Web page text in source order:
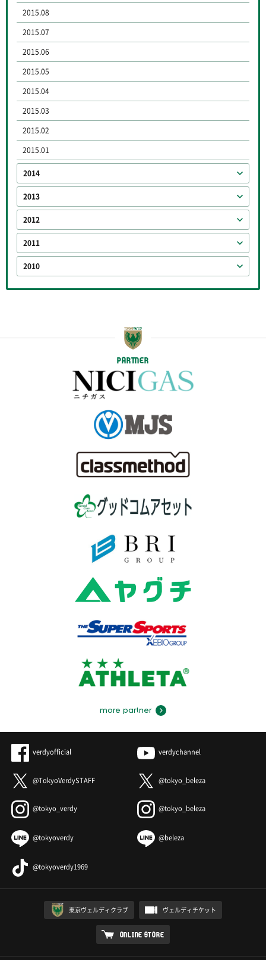
2015.08
2015.07
2015.06
2015.05
2015.04
2015.03
2015.02
2015.01
2014
2013
2012
2011
2010
PARTNER
more partner
verdyofficial verdychannel
@TokyoVerdySTAFF @tokyo_beleza
@tokyo_verdy @tokyo_beleza
@tokyoverdy @beleza
@tokyoverdy1969
東京ヴェルディクラブ ヴェルディチケット
ONLINE STORE